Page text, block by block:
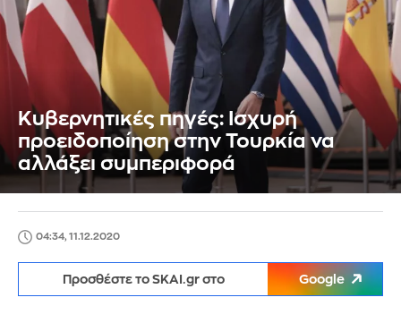
Κυβερνητικές πηγές: Ισχυρή
προειδοποίηση στην Τουρκία να
αλλάξει συμπεριφορά
04:34, 11.12.2020
Προσθέστε το SKAI.gr στο Google